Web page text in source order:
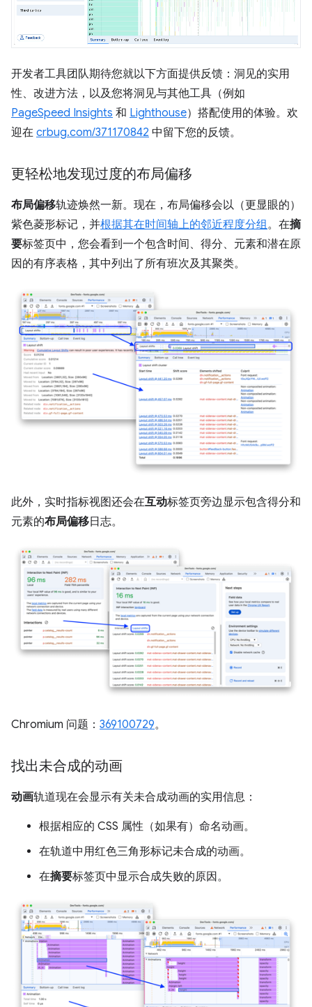
开发者工具团队期待您就以下方面提供反馈：洞见的实用
性、改进方法，以及您将洞见与其他工具（例如
PageSpeed Insights 和 Lighthouse）搭配使用的体验。欢
迎在 crbug.com/371170842 中留下您的反馈。
更轻松地发现过度的布局偏移
布局偏移轨迹焕然一新。现在，布局偏移会以（更显眼的）
紫色菱形标记，并根据其在时间轴上的邻近程度分组。在摘
要标签页中，您会看到一个包含时间、得分、元素和潜在原
因的有序表格，其中列出了所有班次及其聚类。
此外，实时指标视图还会在互动标签页旁边显示包含得分和
元素的布局偏移日志。
Chromium 问题： 369100729。
找出未合成的动画
动画轨道现在会显示有关未合成动画的实用信息：
根据相应的 CSS 属性（如果有）命名动画。
在轨道中用红色三角形标记未合成的动画。
在摘要标签页中显示合成失败的原因。